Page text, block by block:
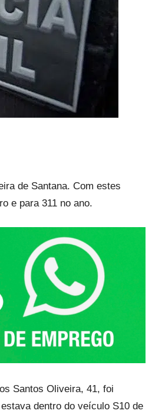
de Santana. Com estes
e para 311 no ano.
Santos Oliveira, 41, foi
dentro do veículo S10 de